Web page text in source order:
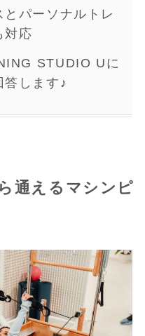
とパーソナルトレ
対応
STUDIO Uに
答します♪
通えるマシンピ